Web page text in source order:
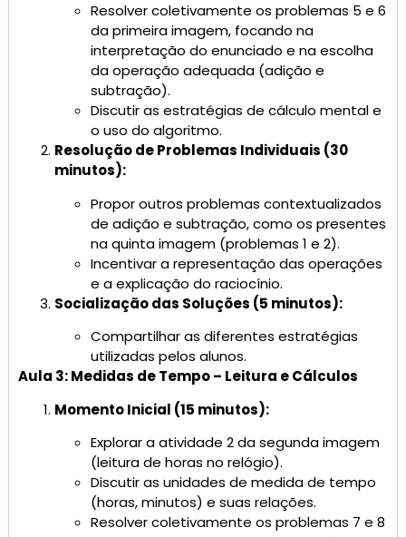
Resolver coletivamente os problemas 5 e 6
da primeira imagem, focando na
interpretação do enunciado e na escolha
da operação adequada (adição e
subtração).
Discutir as estratégias de cálculo mental e
o uso do algoritmo.
Resolução de Problemas Individuais (30
minutos):
Propor outros problemas contextualizados
de adição e subtração, como os presentes
na quinta imagem (problemas 1 e 2).
Incentivar a representação das operações
e a explicação do raciocínio.
Socialização das Soluções (5 minutos):
Compartilhar as diferentes estratégias
utilizadas pelos alunos.
Aula 3: Medidas de Tempo – Leitura e Cálculos
Momento Inicial (15 minutos):
Explorar a atividade 2 da segunda imagem
(leitura de horas no relógio).
Discutir as unidades de medida de tempo
(horas, minutos) e suas relações.
Resolver coletivamente os problemas 7 e 8